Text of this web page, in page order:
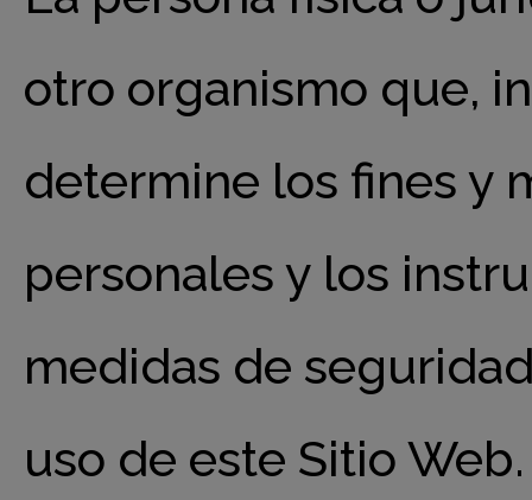
otro organismo que,
determine los fines y
personales y los
medidas de
uso de este Sitio